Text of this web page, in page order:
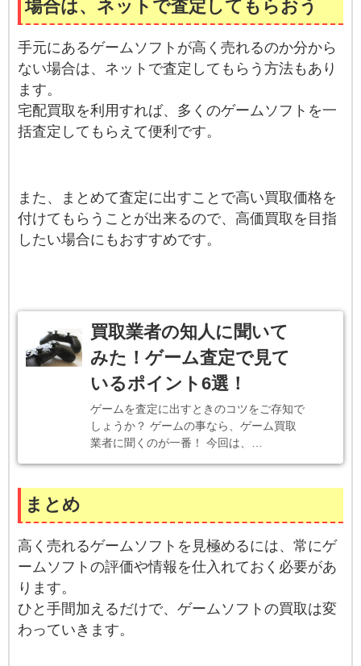
場合は、ネットで査定してもらおう
手元にあるゲームソフトが高く売れるのか分から
ない場合は、ネットで査定してもらう方法もあり
ます。
宅配買取を利用すれば、多くのゲームソフトを一
括査定してもらえて便利です。
また、まとめて査定に出すことで高い買取価格を
付けてもらうことが出来るので、高価買取を目指
したい場合にもおすすめです。
買取業者の知人に聞いて
みた！ゲーム査定で見て
いるポイント6選！
ゲームを査定に出すときのコツをご存知で
しょうか？ ゲームの事なら、ゲーム買取
業者に聞くのが一番！ 今回は、…
まとめ
高く売れるゲームソフトを見極めるには、常にゲ
ームソフトの評価や情報を仕入れておく必要があ
ります。
ひと手間加えるだけで、ゲームソフトの買取は変
わっていきます。